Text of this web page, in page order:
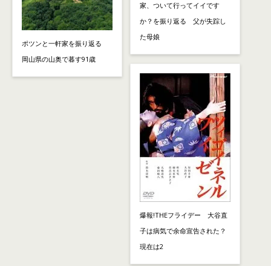
ポツンと一軒家を振り返る
岡山県の山奥で暮す91歳
家、ついて行ってイイです
か？を振り返る 父が失踪し
た母娘
爆報!THEフライデー 大谷直
子は病気で余命宣告された？
現在は2